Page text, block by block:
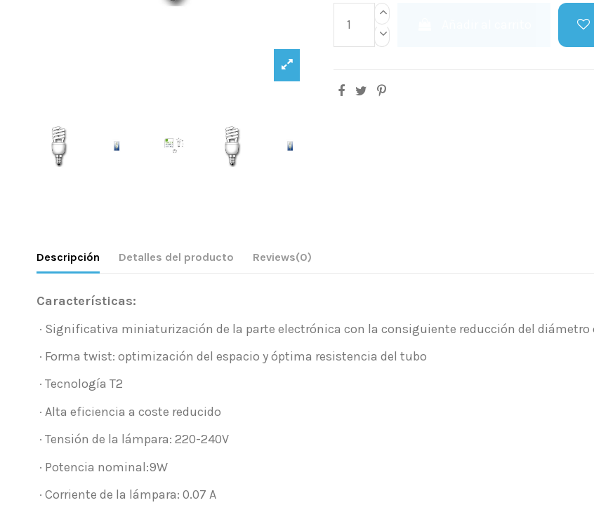
Descripción Detalles del producto Reviews(0)
Características:
· Significativa miniaturización de la parte electrónica con la consiguiente reducción del diámetro
· Forma twist: optimización del espacio y óptima resistencia del tubo
· Tecnología T2
· Alta eficiencia a coste reducido
· Tensión de la lámpara: 220-240V
· Potencia nominal:9W
· Corriente de la lámpara: 0.07 A